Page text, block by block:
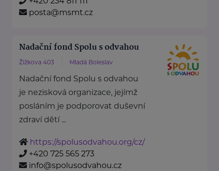
posta@msmt.cz
Nadační fond Spolu s odvahou
Žižkova 403 Mladá Boleslav
Nadační fond Spolu s odvahou
je nezisková organizace, jejímž
posláním je podporovat duševní
zdraví dětí ...
https://spolusodvahou.org/cz/
+420 725 565 273
info@spolusodvahou.cz